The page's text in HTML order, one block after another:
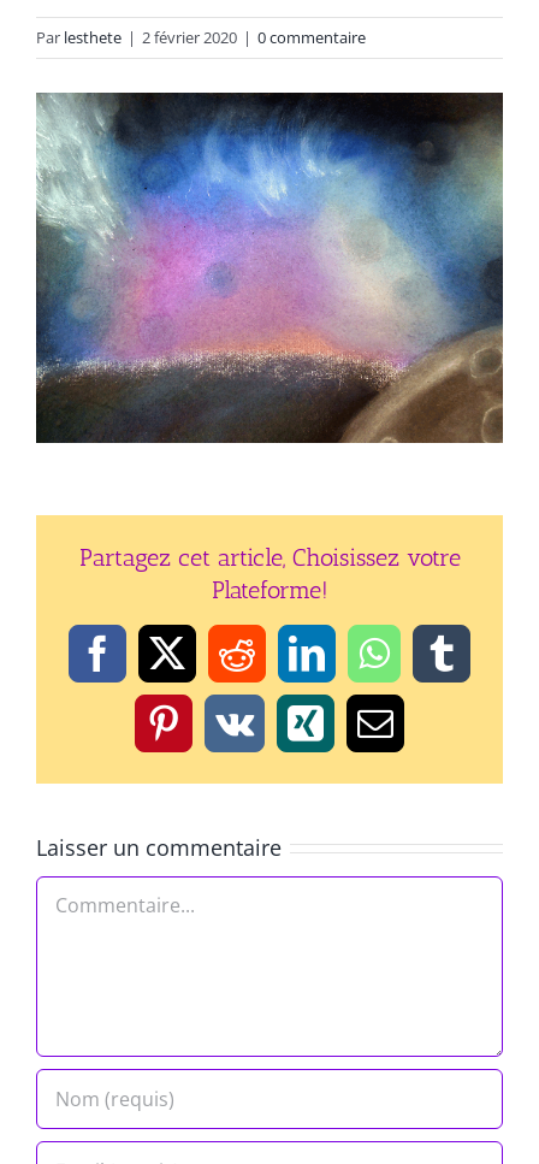
Par lesthete | 2 février 2020 | 0 commentaire
Partagez cet article, Choisissez votre
Plateforme!
Facebook
X RedditLinkedInWhatsApp
Pinterest
Vk XingEmail
Laisser un commentaire
Commentaire